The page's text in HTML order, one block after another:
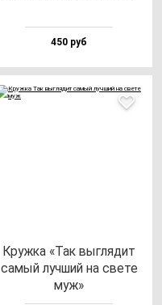
450 руб
Круж­ка «Так выг­ля­дит
са­мый луч­ший на све­те
муж»